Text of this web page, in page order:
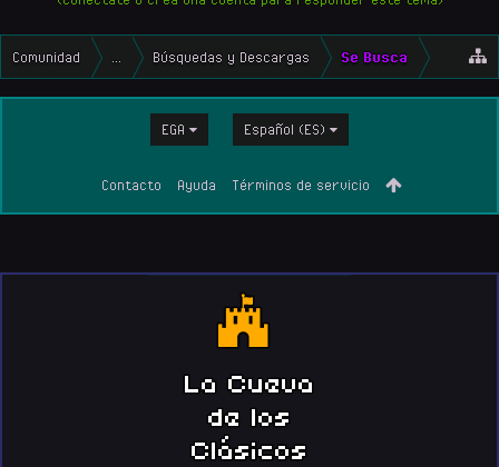
Comunidad Búsquedas y Descargas Se Busca
EGA Español (ES)
Contacto Ayuda Términos de servicio
La Cueva
de los
Clásicos